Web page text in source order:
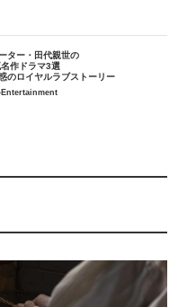
ター・田代親世の
作ドラマ3選
ロイヤルラブストーリー